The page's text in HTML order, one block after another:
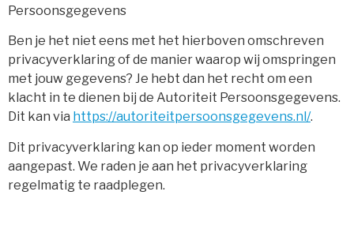
Persoonsgegevens
Ben je het niet eens met het hierboven omschreven
privacyverklaring of de manier waarop wij omspringen
met jouw gegevens? Je hebt dan het recht om een
klacht in te dienen bij de Autoriteit Persoonsgegevens.
Dit kan via https://autoriteitpersoonsgegevens.nl/.
Dit privacyverklaring kan op ieder moment worden
aangepast. We raden je aan het privacyverklaring
regelmatig te raadplegen.